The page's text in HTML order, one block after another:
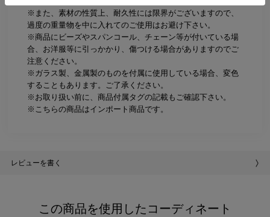
※また、素材の性質上、耐久性には限界がございますので、
過度の重量物を中に入れてのご使用はお避け下さい。
※商品にビーズやスパンコール、チェーン等が付いている場
合、お洋服等に引っかかり、傷つける場合がありますのでご
注意ください。
※ガラス製、金属製のものを付属に使用している場合、変色
することもあります。ご了承ください。
※お取り扱い前に、商品付属タグの記載もご確認下さい。
※こちらの商品はインポート商品です。
レビューを書く
この商品を使用したコーディネート